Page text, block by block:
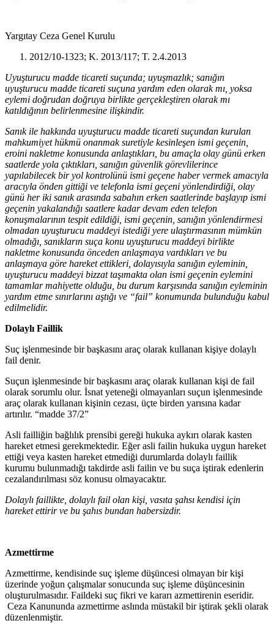
Yargıtay Ceza Genel Kurulu
2012/10-1323; K. 2013/117; T. 2.4.2013
Uyuşturucu madde ticareti suçunda; uyuşmazlık; sanığın
uyuşturucu madde ticareti suçuna yardım eden olarak mı, yoksa
eylemi doğrudan doğruya birlikte gerçekleştiren olarak mı
katıldığının belirlenmesine ilişkindir.
Sanık ile hakkında uyuşturucu madde ticareti suçundan kurulan
mahkumiyet hükmü onanmak suretiyle kesinleşen ismi geçenin,
eroini nakletme konusunda anlaştıkları, bu amaçla olay günü erken
saatlerde yola çıktıkları, sanığın güvenlik görevlilerince
yapılabilecek bir yol kontrolünü ismi geçene haber vermek amacıyla
aracıyla önden gittiği ve telefonla ismi geçeni yönlendirdiği, olay
günü her iki sanık arasında sabahın erken saatlerinde başlayıp ismi
geçenin yakalandığı saatlere kadar devam eden telefon
konuşmalarının tespit edildiği, ismi geçenin, sanığın yönlendirmesi
olmadan uyuşturucu maddeyi istediği yere ulaştırmasının mümkün
olmadığı, sanıkların suça konu uyuşturucu maddeyi birlikte
nakletme konusunda önceden anlaşmaya vardıkları ve bu
anlaşmaya göre hareket ettikleri, dolayısıyla sanığın eyleminin,
uyuşturucu maddeyi bizzat taşımakta olan ismi geçenin eylemini
tamamlar mahiyette olduğu, bu durum karşısında sanığın eyleminin
yardım etme sınırlarını aştığı ve “fail” konumunda bulunduğu kabul
edilmelidir.
Dolaylı Faillik
Suç işlenmesinde bir başkasını araç olarak kullanan kişiye dolaylı
fail denir.
Suçun işlenmesinde bir başkasını araç olarak kullanan kişi de fail
olarak sorumlu olur. İsnat yeteneği olmayanları suçun işlenmesinde
araç olarak kullanan kişinin cezası, üçte birden yarısına kadar
artırılır. “madde 37/2”
Asli failliğin bağlılık prensibi gereği hukuka aykırı olarak kasten
hareket etmesi gerekmektedir. Eğer asli failin hukuka uygun hareket
ettiği veya kasten hareket etmediği durumlarda dolaylı faillik
kurumu bulunmadığı takdirde asli failin ve bu suça iştirak edenlerin
cezalandırılması söz konusu olmayacaktır.
Dolaylı faillikte, dolaylı fail olan kişi, vasıta şahsı kendisi için
hareket ettirir ve bu şahıs bundan habersizdir.
Azmettirme
Azmettirme, kendisinde suç işleme düşüncesi olmayan bir kişi
üzerinde yoğun çalışmalar sonucunda suç işleme düşüncesinin
oluşturulmasıdır. Faildeki suç fikri ve kararı azmettirenin eseridir.
Ceza Kanununda azmettirme aslında müstakil bir iştirak şekli olarak
düzenlenmiştir.